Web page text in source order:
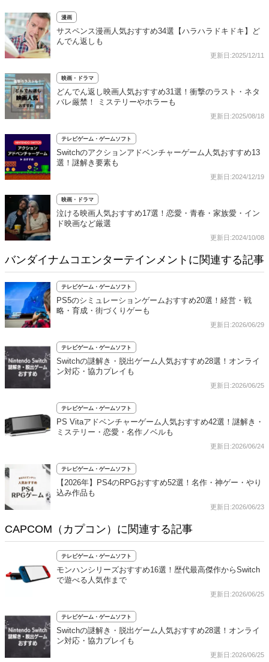
漫画
サスペンス漫画人気おすすめ34選【ハラハラドキドキ】ど
んでん返しも
更新日:2025/12/11
映画・ドラマ
どんでん返し映画人気おすすめ31選！衝撃のラスト・ネタ
バレ厳禁！ ミステリーやホラーも
更新日:2025/08/18
テレビゲーム・ゲームソフト
Switchのアクションアドベンチャーゲーム人気おすすめ13
選！謎解き要素も
更新日:2024/12/19
映画・ドラマ
泣ける映画人気おすすめ17選！恋愛・青春・家族愛・イン
ド映画など厳選
更新日:2024/10/08
バンダイナムコエンターテインメントに関連する記事
テレビゲーム・ゲームソフト
PS5のシミュレーションゲームおすすめ20選！経営・戦
略・育成・街づくりゲーも
更新日:2026/06/29
テレビゲーム・ゲームソフト
Switchの謎解き・脱出ゲーム人気おすすめ28選！オンライ
ン対応・協力プレイも
更新日:2026/06/25
テレビゲーム・ゲームソフト
PS Vitaアドベンチャーゲーム人気おすすめ42選！謎解き・
ミステリー・恋愛・名作ノベルも
更新日:2026/06/24
テレビゲーム・ゲームソフト
【2026年】PS4のRPGおすすめ52選！名作・神ゲー・やり
込み作品も
更新日:2026/06/23
CAPCOM（カプコン）に関連する記事
テレビゲーム・ゲームソフト
モンハンシリーズおすすめ16選！歴代最高傑作からSwitch
で遊べる人気作まで
更新日:2026/06/25
テレビゲーム・ゲームソフト
Switchの謎解き・脱出ゲーム人気おすすめ28選！オンライ
ン対応・協力プレイも
更新日:2026/06/25